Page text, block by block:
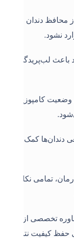
محافظ دندان
نشود.
لب‌پریدگی یا
وضعیت کامپوزیت
دندان‌ها کمک
تمامی نکات
تخصصی از
کیفیت نتایج